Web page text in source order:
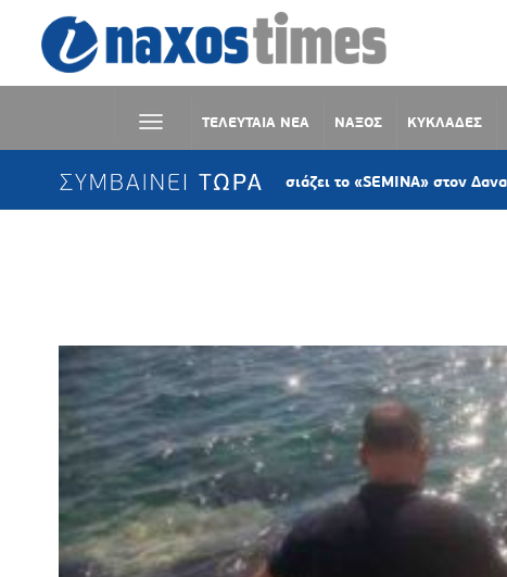
ΤΕΛΕΥΤΑΙΑ ΝΕΑ ΝΑΞΟΣ ΚΥΚΛΑΔΕΣ
ΣΥΜΒΑΙΝΕΙ ΤΩΡΑ
Η KYKLart παρουσιάζει το «SEMINA» στον Δανακό Σύρου